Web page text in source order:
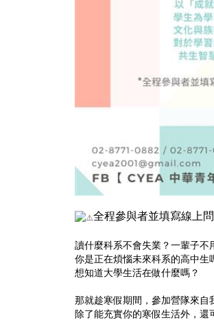
全程參與者並填寫線上
讀什麼科系不會失業？一輩子不
你是正在煩惱未來科系的高中生
想知道大學生活在做什麼嗎？
那就趁寒假期間，參加營隊來自
除了能充實你的寒假生活外，